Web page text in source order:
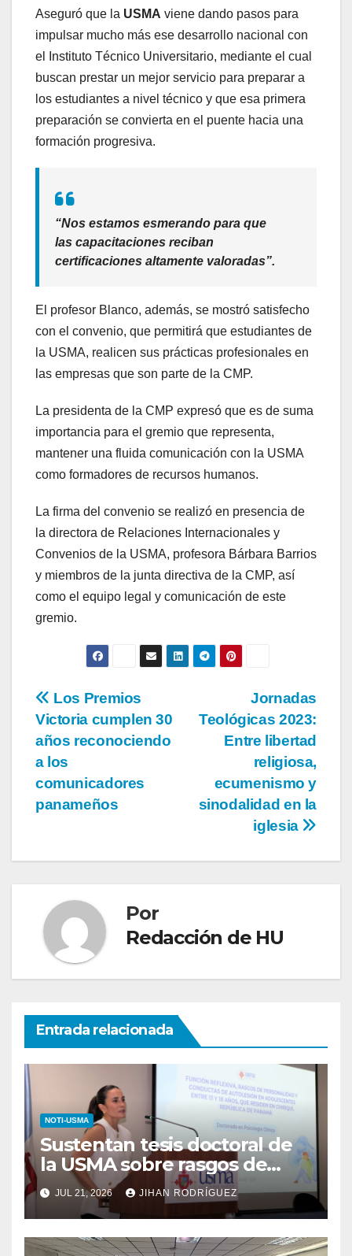
Aseguró que la USMA viene dando pasos para
impulsar mucho más ese desarrollo nacional con
el Instituto Técnico Universitario, mediante el cual
buscan prestar un mejor servicio para preparar a
los estudiantes a nivel técnico y que esa primera
preparación se convierta en el puente hacia una
formación progresiva.
“Nos estamos esmerando para que
las capacitaciones reciban
certificaciones altamente valoradas”.
El profesor Blanco, además, se mostró satisfecho
con el convenio, que permitirá que estudiantes de
la USMA, realicen sus prácticas profesionales en
las empresas que son parte de la CMP.
La presidenta de la CMP expresó que es de suma
importancia para el gremio que representa,
mantener una fluida comunicación con la USMA
como formadores de recursos humanos.
La firma del convenio se realizó en presencia de
la directora de Relaciones Internacionales y
Convenios de la USMA, profesora Bárbara Barrios
y miembros de la junta directiva de la CMP, así
como el equipo legal y comunicación de este
gremio.
Jornadas
Teológicas 2023:
Entre libertad
religiosa,
ecumenismo y
sinodalidad en la
iglesia
Los Premios
Victoria cumplen 30
años reconociendo
a los
comunicadores
panameños
Por
Redacción de HU
Entrada relacionada
NOTI-USMA
Sustentan tesis doctoral de
la USMA sobre rasgos de
personalidad y conductas de
autolesión en adolescentes
JUL 21, 2026 JIHAN RODRÍGUEZ